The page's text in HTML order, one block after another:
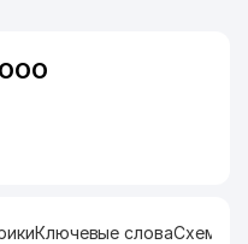
ООО
Ключевые словаСхема